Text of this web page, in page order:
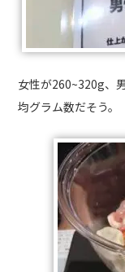
女性が260~320g、
均グラム数だそう。